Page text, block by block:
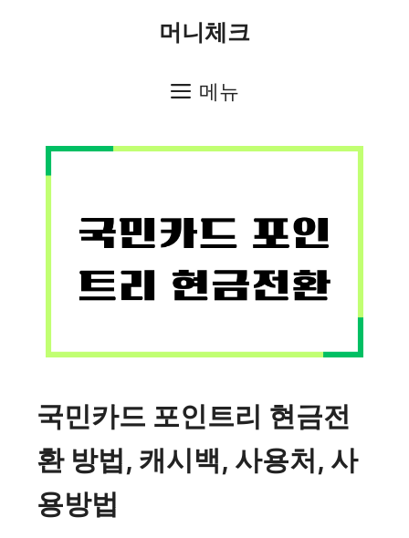
머니체크
메뉴
국민카드 포인트리 현금전
환 방법, 캐시백, 사용처, 사
용방법